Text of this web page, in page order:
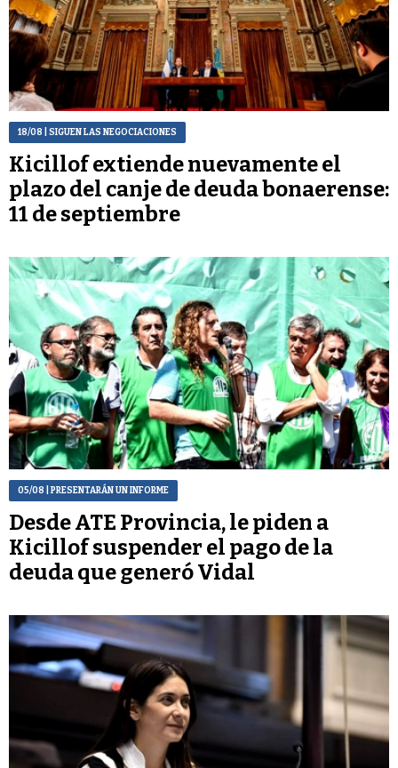
18/08 | SIGUEN LAS NEGOCIACIONES
Kicillof extiende nuevamente el
plazo del canje de deuda bonaerense:
11 de septiembre
05/08 | PRESENTARÁN UN INFORME
Desde ATE Provincia, le piden a
Kicillof suspender el pago de la
deuda que generó Vidal